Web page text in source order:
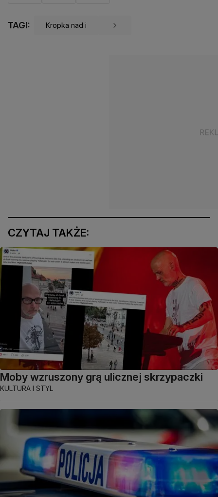
TAGI: Kropka nad i
CZYTAJ TAKŻE:
Moby wzruszony grą ulicznej skrzypaczki
KULTURA I STYL